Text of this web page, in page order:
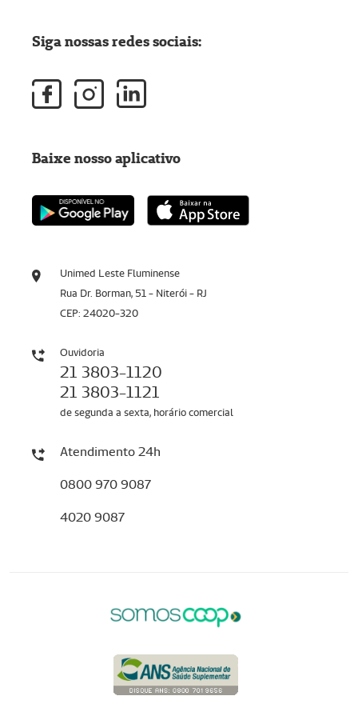
Unimed Leste Fluminense
Rua Dr. Borman, 51 - Niterói - RJ
CEP: 24020-320
Ouvidoria
21 3803-1120
21 3803-1121
de segunda a sexta, horário comercial
Atendimento 24h
0800 970 9087
4020 9087
Siga nossas redes sociais:
Baixe nosso aplicativo